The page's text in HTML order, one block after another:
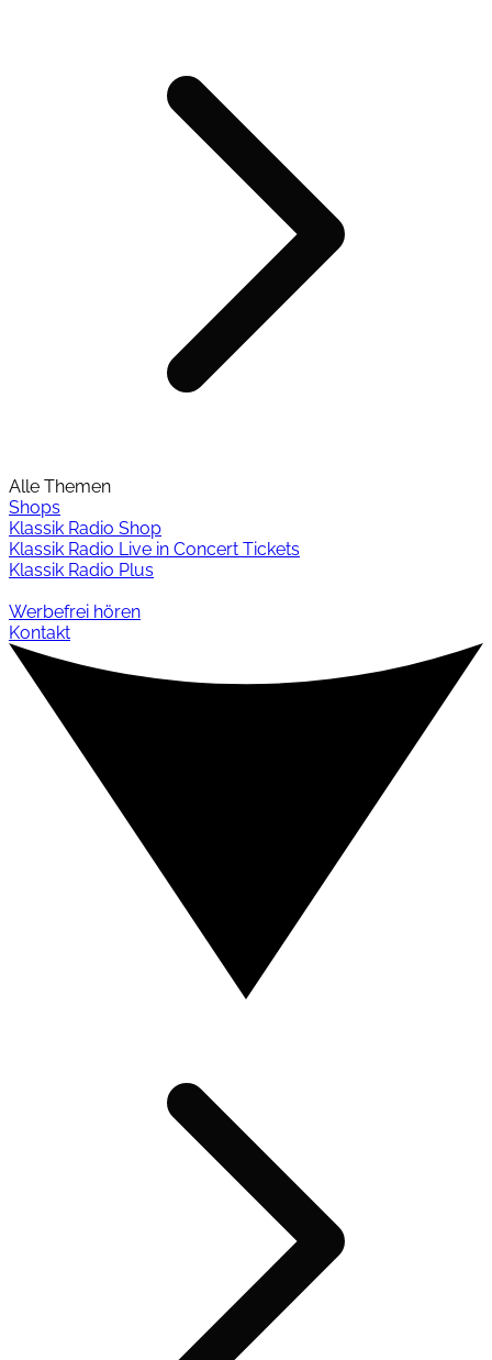
Alle Themen
Shops
Klassik Radio Shop
Klassik Radio Live in Concert Tickets
Klassik Radio Plus
Werbefrei hören
Kontakt